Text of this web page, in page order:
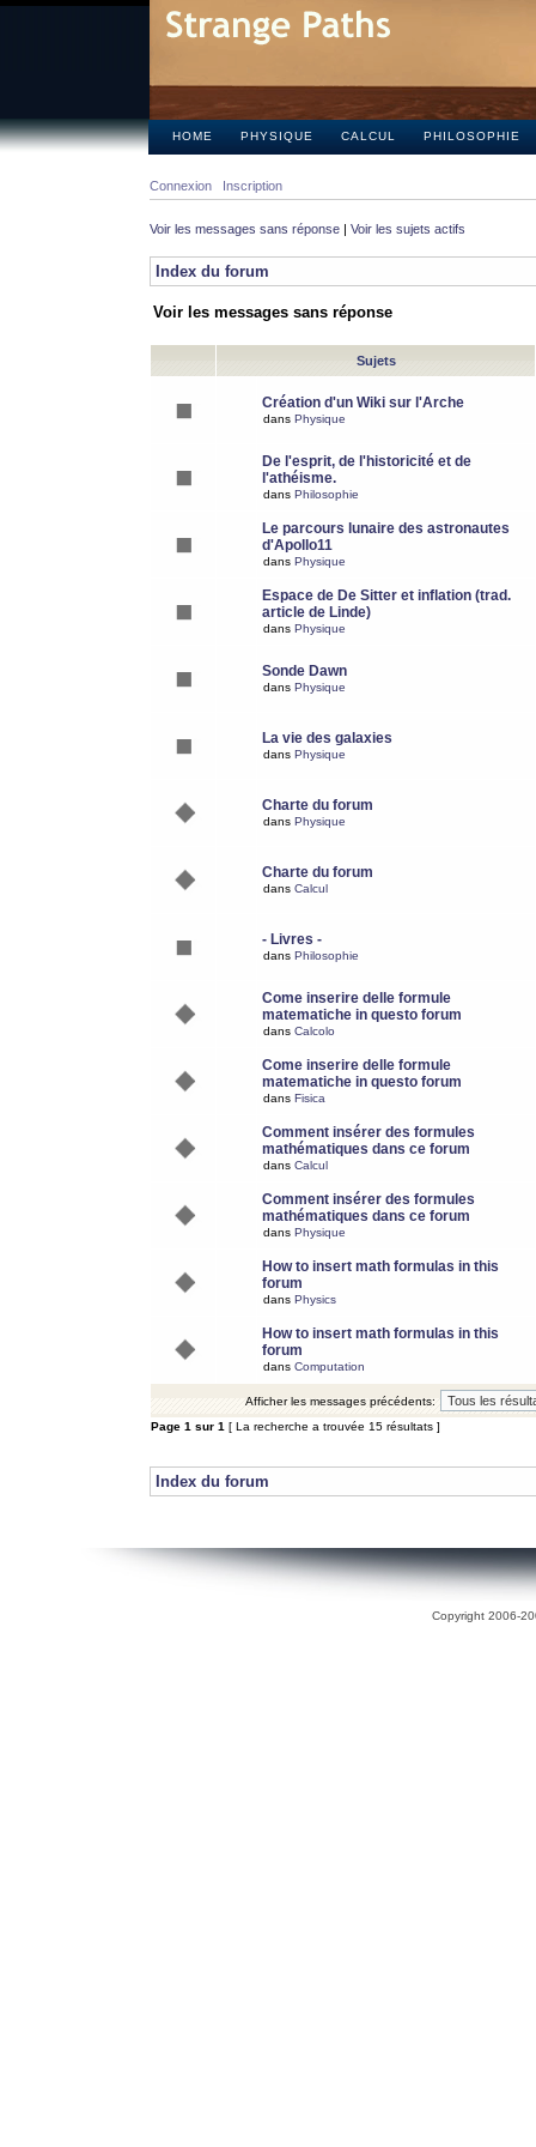
HOME PHYSIQUE CALCUL PHILOSOPHIE
Connexion Inscription
Voir les messages sans réponse | Voir les sujets actifs
Index du forum
Voir les messages sans réponse
Sujets
Création d'un Wiki sur l'Arche
dans Physique
De l'esprit, de l'historicité et de
l'athéisme.
dans Philosophie
Le parcours lunaire des astronautes
d'Apollo11
dans Physique
Espace de De Sitter et inflation (trad.
article de Linde)
dans Physique
Sonde Dawn
dans Physique
La vie des galaxies
dans Physique
Charte du forum
dans Physique
Charte du forum
dans Calcul
- Livres -
dans Philosophie
Come inserire delle formule
matematiche in questo forum
dans Calcolo
Come inserire delle formule
matematiche in questo forum
dans Fisica
Comment insérer des formules
mathématiques dans ce forum
dans Calcul
Comment insérer des formules
mathématiques dans ce forum
dans Physique
How to insert math formulas in this
forum
dans Physics
How to insert math formulas in this
forum
dans Computation
Afficher les messages précédents:
Page 1 sur 1 [ La recherche a trouvée 15 résultats ]
Index du forum
Copyright 2006-